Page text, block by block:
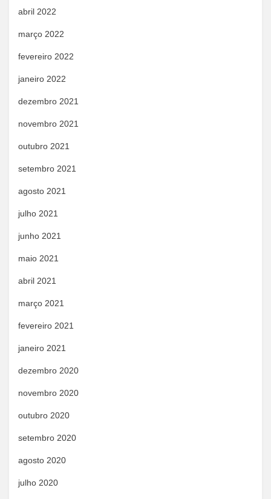
abril 2022
março 2022
fevereiro 2022
janeiro 2022
dezembro 2021
novembro 2021
outubro 2021
setembro 2021
agosto 2021
julho 2021
junho 2021
maio 2021
abril 2021
março 2021
fevereiro 2021
janeiro 2021
dezembro 2020
novembro 2020
outubro 2020
setembro 2020
agosto 2020
julho 2020